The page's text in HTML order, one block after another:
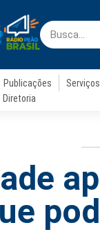
Publicações Serviços
Diretoria